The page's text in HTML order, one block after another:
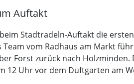
Auftakt
Stadtradeln-Auftakt die
Team vom Radhaus am Markt
Forst zurück nach
12 Uhr vor dem Duftgarten am